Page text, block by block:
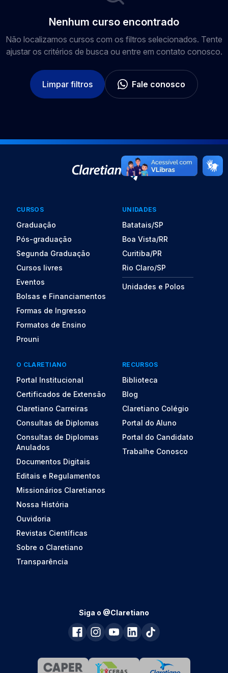
Nenhum curso encontrado
Não localizamos cursos com os filtros selecionados. Tente
ajustar os critérios de busca ou entre em contato conosco.
Limpar filtros Fale conosco
CURSOS
Graduação
Pós-graduação
Segunda Graduação
Cursos livres
Eventos
Bolsas e Financiamentos
Formas de Ingresso
Formatos de Ensino
Prouni
O CLARETIANO
Portal Institucional
Certificados de Extensão
Claretiano Carreiras
Consultas de Diplomas
Consultas de Diplomas
Anulados
Documentos Digitais
Editais e Regulamentos
Missionários Claretianos
Nossa História
Ouvidoria
Revistas Científicas
Sobre o Claretiano
Transparência
UNIDADES
Batatais/SP
Boa Vista/RR
Curitiba/PR
Rio Claro/SP
Unidades e Polos
RECURSOS
Biblioteca
Blog
Claretiano Colégio
Portal do Aluno
Portal do Candidato
Trabalhe Conosco
Siga o @Claretiano